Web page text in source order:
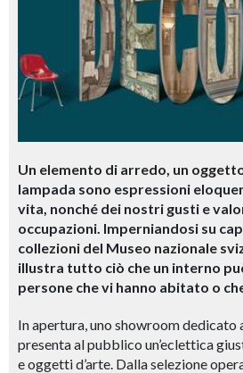
Un elemento di arredo, un
lampada sono espressioni
vita, nonché dei nostri gusti e
occupazioni. Imperniandosi su
collezioni del Museo nazionale
illustra tutto ciò che un interno
persone che vi hanno abitato o
In apertura, uno showroom dedicato
presenta al pubblico un’eclettica
e oggetti d’arte. Dalla selezione